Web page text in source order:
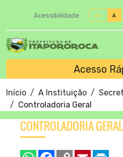
Acessibilidade A+ A
Acesso
Início A Instituição
Controladoria Geral
CONTROLADORIA GERAL